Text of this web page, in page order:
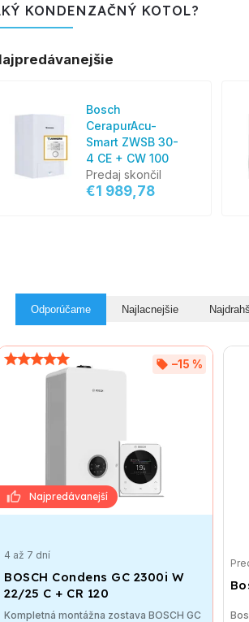
KONDENZAČNÝ KOTOL?
Bosch
CerapurAcu-
Smart ZWSB 30-
4 CE + CW 100
Predaj skončil
€1 989,78
Odporúčame Najlacnejšie
BOSCH Condens GC 2300i W
22/25 C + CR 120
–15 %
4 až 7 dní
Kompletná montážna zostava BOSCH GC